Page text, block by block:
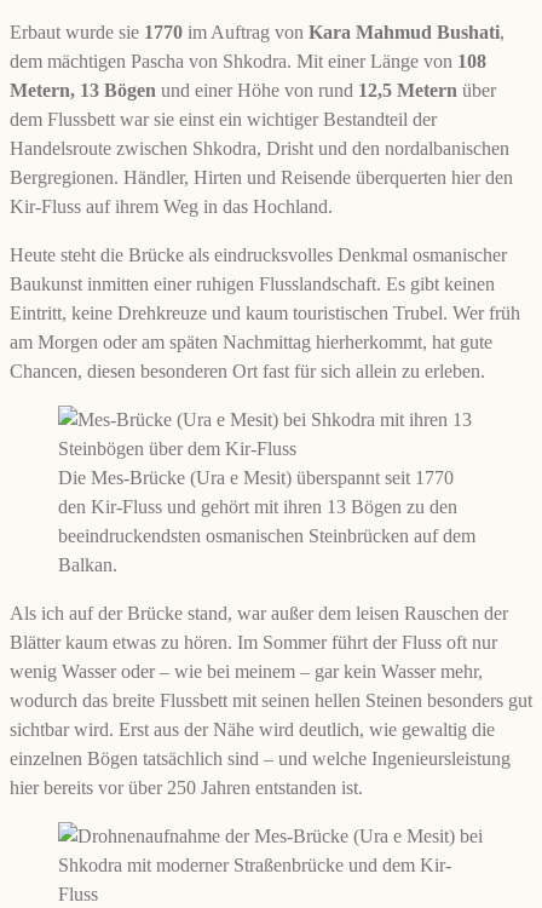
Erbaut wurde sie 1770 im Auftrag von Kara Mahmud Bushati,
dem mächtigen Pascha von Shkodra. Mit einer Länge von 108
Metern, 13 Bögen und einer Höhe von rund 12,5 Metern über
dem Flussbett war sie einst ein wichtiger Bestandteil der
Handelsroute zwischen Shkodra, Drisht und den nordalbanischen
Bergregionen. Händler, Hirten und Reisende überquerten hier den
Kir-Fluss auf ihrem Weg in das Hochland.
Heute steht die Brücke als eindrucksvolles Denkmal osmanischer
Baukunst inmitten einer ruhigen Flusslandschaft. Es gibt keinen
Eintritt, keine Drehkreuze und kaum touristischen Trubel. Wer früh
am Morgen oder am späten Nachmittag hierherkommt, hat gute
Chancen, diesen besonderen Ort fast für sich allein zu erleben.
Die Mes-Brücke (Ura e Mesit) überspannt seit 1770
den Kir-Fluss und gehört mit ihren 13 Bögen zu den
beeindruckendsten osmanischen Steinbrücken auf dem
Balkan.
Als ich auf der Brücke stand, war außer dem leisen Rauschen der
Blätter kaum etwas zu hören. Im Sommer führt der Fluss oft nur
wenig Wasser oder – wie bei meinem – gar kein Wasser mehr,
wodurch das breite Flussbett mit seinen hellen Steinen besonders gut
sichtbar wird. Erst aus der Nähe wird deutlich, wie gewaltig die
einzelnen Bögen tatsächlich sind – und welche Ingenieursleistung
hier bereits vor über 250 Jahren entstanden ist.